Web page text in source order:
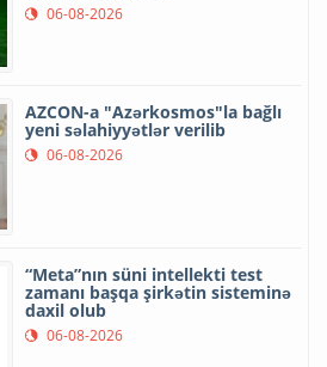
06-08-2026
AZCON-a "Azərkosmos"la bağlı
yeni səlahiyyətlər verilib
06-08-2026
“Meta”nın süni intellekti test
zamanı başqa şirkətin sisteminə
daxil olub
06-08-2026